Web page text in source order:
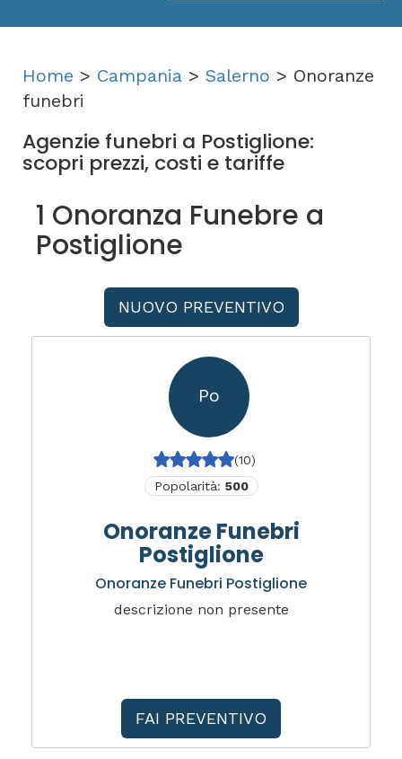
Home > Campania > Salerno > Onoranze
funebri
Agenzie funebri a Postiglione:
scopri prezzi, costi e tariffe
1 Onoranza Funebre a
Postiglione
NUOVO PREVENTIVO
Po
(10)
Popolarità: 500
Onoranze Funebri
Postiglione
Onoranze Funebri Postiglione
descrizione non presente
FAI PREVENTIVO